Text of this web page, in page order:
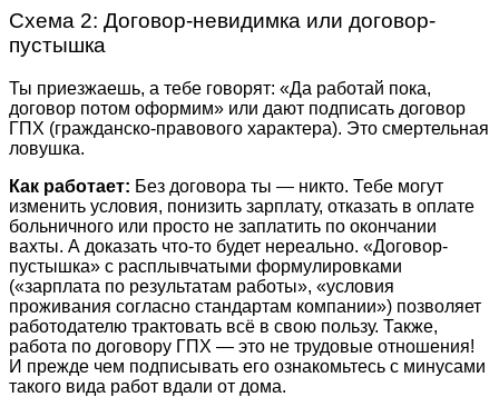
Схема 2: Договор-невидимка или договор-
пустышка
Ты приезжаешь, а тебе говорят: «Да работай пока,
договор потом оформим» или дают подписать договор
ГПХ (гражданско-правового характера). Это смертельная
ловушка.
Как работает: Без договора ты — никто. Тебе могут
изменить условия, понизить зарплату, отказать в оплате
больничного или просто не заплатить по окончании
вахты. А доказать что-то будет нереально. «Договор-
пустышка» с расплывчатыми формулировками
(«зарплата по результатам работы», «условия
проживания согласно стандартам компании») позволяет
работодателю трактовать всё в свою пользу. Также,
работа по договору ГПХ — это не трудовые отношения!
И прежде чем подписывать его ознакомьтесь с минусами
такого вида работ вдали от дома.